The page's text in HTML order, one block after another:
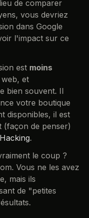
de comparer
vous devriez
dans Google
l'impact sur ce
est moins
et
bien souvent. Il
votre boutique
disponibles, il est
(façon de penser)
.
le coup ?
Vous ne les avez
mais ils
de "petites